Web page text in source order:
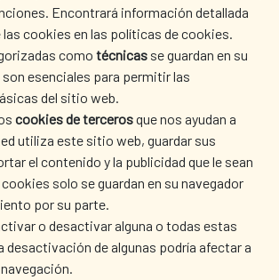
Encontrará información detallada
las cookies en las políticas de cookies.
como técnicas se guardan en su
son esenciales para permitir las
del sitio web.
cookies de tercerosque nos ayudan a
utiliza este sitio web, guardar sus
el contenido y la publicidad que le sean
solo se guardan en su navegador
por su parte.
o desactivar alguna o todas estas
desactivación de algunas podría afectar a
WHERE DO WE COOPERATE?
PRESS ROOM
LIBRARY